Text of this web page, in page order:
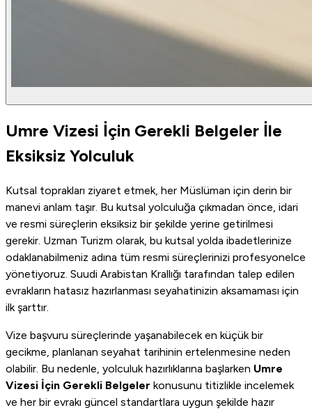
Umre Vizesi İçin Gerekli Belgeler İle
Eksiksiz Yolculuk
Kutsal toprakları ziyaret etmek, her Müslüman için derin bir
manevi anlam taşır. Bu kutsal yolculuğa çıkmadan önce, idari
ve resmi süreçlerin eksiksiz bir şekilde yerine getirilmesi
gerekir. Uzman Turizm olarak, bu kutsal yolda ibadetlerinize
odaklanabilmeniz adına tüm resmi süreçlerinizi profesyonelce
yönetiyoruz. Suudi Arabistan Krallığı tarafından talep edilen
evrakların hatasız hazırlanması seyahatinizin aksamaması için
ilk şarttır.
Vize başvuru süreçlerinde yaşanabilecek en küçük bir
gecikme, planlanan seyahat tarihinin ertelenmesine neden
olabilir. Bu nedenle, yolculuk hazırlıklarına başlarken Umre
Vizesi İçin Gerekli Belgeler konusunu titizlikle incelemek
ve her bir evrakı güncel standartlara uygun şekilde hazır